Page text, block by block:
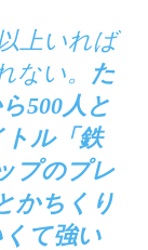
上いれば
い。
た
500人と
ル「鉄
プのプレ
かちくり
て強い